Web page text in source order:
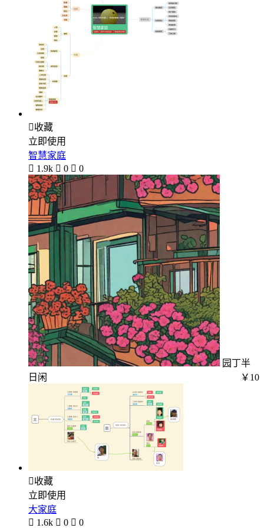
收藏
立即使用
智慧家庭
 1.9k  0  0
园丁半
日闲
￥10
收藏
立即使用
大家庭
 1.6k  0  0